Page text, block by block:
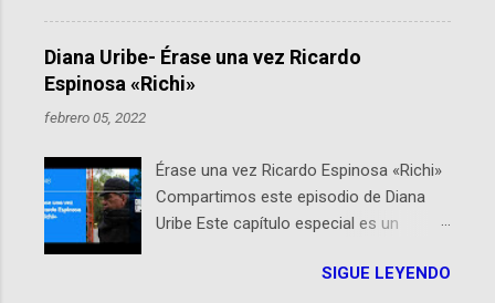
Agencia Espacial Europea en soluciones prácticas para
la vida cotidiana. Este evento, organizado por el
Planetario de Bogotá del Idartes y la Universidad de los
Andes, reúne a expertos como el presidente de Airbus
Colombia y líderes del sector aeroespacial para inspirar
por qué importa en Bogotá ActInSpace es una
competencia mundial que opera en más de 60
ciudades, donde participantes tienen 24 horas para
idear startups basadas en tecnologías espaciales
como satélites y datos orbitales. En Bogotá, arranca
Diana Uribe- Érase una vez Ricardo
Espinosa «Richi»
febrero 05, 2022
Érase una vez Ricardo Espinosa «Richi»
Compartimos este episodio de Diana
Uribe Este capítulo especial es un
encuentran en el espíritu de este
SIGUE LEYENDO